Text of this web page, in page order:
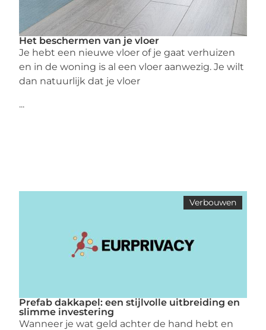
Het beschermen van je vloer
Je hebt een nieuwe vloer of je gaat verhuizen
en in de woning is al een vloer aanwezig. Je wilt
dan natuurlijk dat je vloer
...
Verbouwen
Prefab dakkapel: een stijlvolle uitbreiding en
slimme investering
Wanneer je wat geld achter de hand hebt en